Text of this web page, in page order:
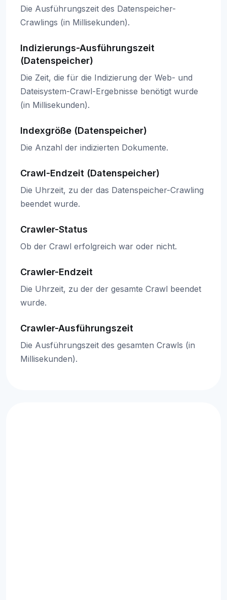
Die Ausführungszeit des Datenspeicher-
Crawlings (in Millisekunden).
Indizierungs-Ausführungszeit
(Datenspeicher)
Die Zeit, die für die Indizierung der Web- und
Dateisystem-Crawl-Ergebnisse benötigt wurde
(in Millisekunden).
Indexgröße (Datenspeicher)
Die Anzahl der indizierten Dokumente.
Crawl-Endzeit (Datenspeicher)
Die Uhrzeit, zu der das Datenspeicher-Crawling
beendet wurde.
Crawler-Status
Ob der Crawl erfolgreich war oder nicht.
Crawler-Endzeit
Die Uhrzeit, zu der der gesamte Crawl beendet
wurde.
Crawler-Ausführungszeit
Die Ausführungszeit des gesamten Crawls (in
Millisekunden).